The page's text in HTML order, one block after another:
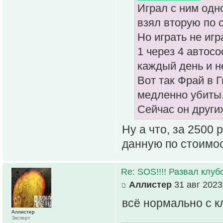
Играл с ним
взял вторую по
Но играть не
1 через 4
каждый день и
Вот так Фрай в
медленно
Сейчас он
Ну а что, за 2500
данную по
Re: SOS!!!! Развал
Аллистер 31 авг
всё нормально с
Аллистер
Эксперт